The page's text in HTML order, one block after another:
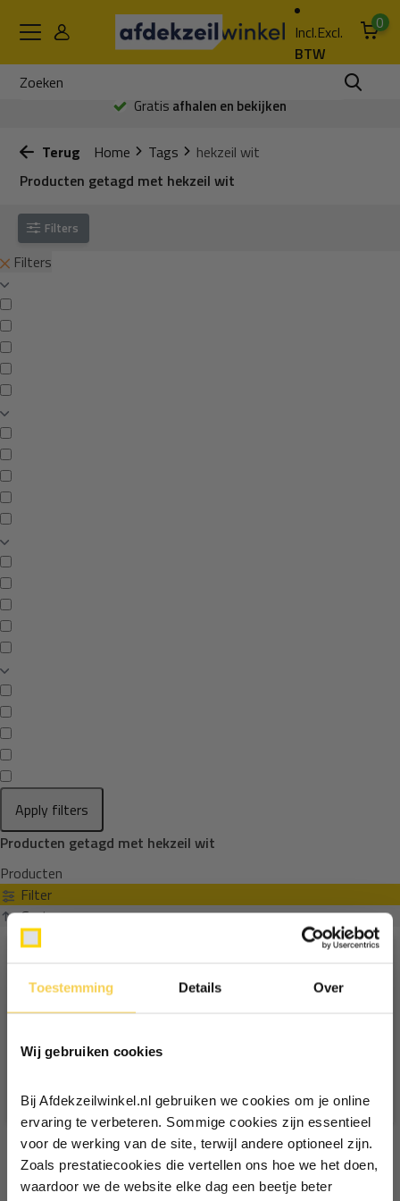
Toestemming Details Over
Wij gebruiken cookies
Bij Afdekzeilwinkel.nl gebruiken we cookies om je online
ervaring te verbeteren. Sommige cookies zijn essentieel
voor de werking van de site, terwijl andere optioneel zijn.
Zoals prestatiecookies die vertellen ons hoe we het doen,
waardoor we de website elke dag een beetje beter
Incl.Excl.
BTW
0
Gratis afhalen en bekijken
Terug Home Tags
hekzeil wit
Producten getagd met hekzeil wit
Filters
Filters
Apply filters
Producten getagd met hekzeil wit
Producten
Filter
Sorteren op
Ontvang €5,- korting!
Schrijf je in voor de nieuwsbrief en
Vul je e-mailadres in‍⁪⁪
Particulier Zakelijk